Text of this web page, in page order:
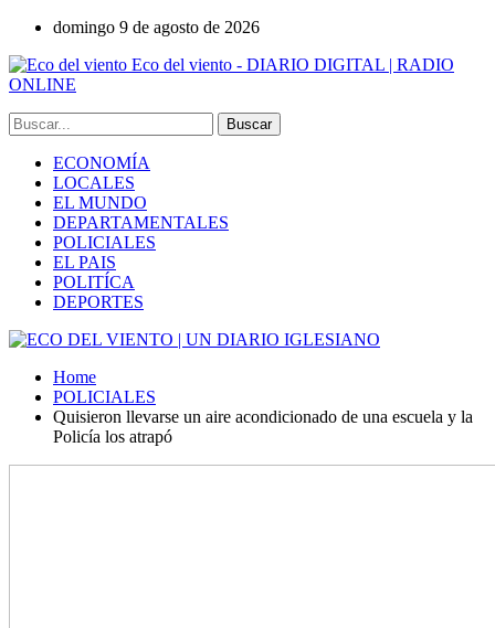
domingo 9 de agosto de 2026
Eco del viento - DIARIO DIGITAL | RADIO
ONLINE
ECONOMÍA
LOCALES
EL MUNDO
DEPARTAMENTALES
POLICIALES
EL PAIS
POLITÍCA
DEPORTES
Home
POLICIALES
Quisieron llevarse un aire acondicionado de una escuela y la
Policía los atrapó